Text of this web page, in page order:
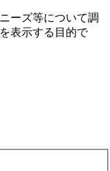
ーズ等について調
表⽰する⽬的で